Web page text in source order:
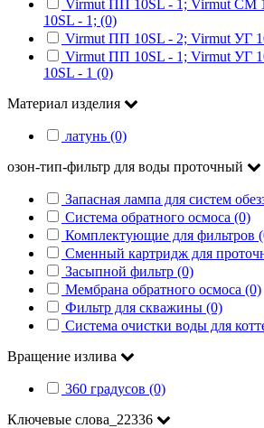
Virmut ПП 10SL - 1; Virmut СМ
10SL - 1; (0)
Virmut ПП 10SL - 2; Virmut УГ
Virmut ПП 10SL - 1; Virmut УГ
10SL - 1 (0)
Материал изделия
латунь (0)
озон-тип-фильтр для воды проточный
Запасная лампа для систем
Система обратного осмоса (0)
Комплектующие для фильтров
Сменный картридж для
Засыпной фильтр (0)
Мембрана обратного осмоса (0)
Фильтр для скважины (0)
Система очистки воды для
Вращение излива
360 градусов (0)
Ключевые слова_22336